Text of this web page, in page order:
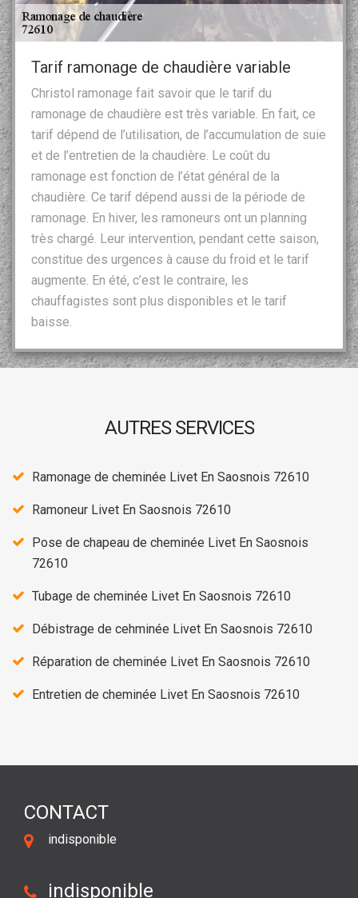
Tarif ramonage de chaudière variable
Christol ramonage fait savoir que le tarif du
ramonage de chaudière est très variable. En fait, ce
tarif dépend de l’utilisation, de l’accumulation de suie
et de l’entretien de la chaudière. Le coût du
ramonage est fonction de l’état général de la
chaudière. Ce tarif dépend aussi de la période de
ramonage. En hiver, les ramoneurs ont un planning
très chargé. Leur intervention, pendant cette saison,
constitue des urgences à cause du froid et le tarif
augmente. En été, c’est le contraire, les
chauffagistes sont plus disponibles et le tarif
baisse.
AUTRES SERVICES
Ramonage de cheminée Livet En Saosnois 72610
Ramoneur Livet En Saosnois 72610
Pose de chapeau de cheminée Livet En Saosnois
72610
Tubage de cheminée Livet En Saosnois 72610
Débistrage de cehminée Livet En Saosnois 72610
Réparation de cheminée Livet En Saosnois 72610
Entretien de cheminée Livet En Saosnois 72610
CONTACT
indisponible
indisponible